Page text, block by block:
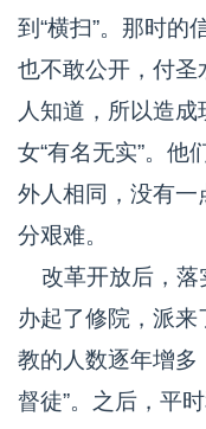
到“横扫”。那时的
也不敢公开，付圣
人知道，所以造
女“有名无实”。他
外人相同，没有一
分艰难。
改革开放后，落
办起了修院，派
教的人数逐年增多
督徒”。之后，平